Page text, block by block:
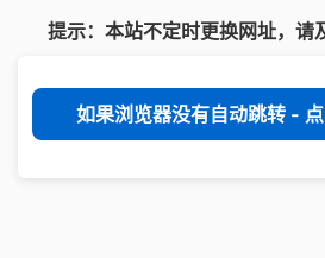
提示：本站不定时更换网址，请
如果浏览器没有自动跳转 -